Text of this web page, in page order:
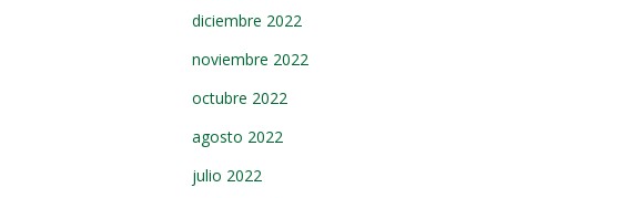
diciembre 2022
noviembre 2022
octubre 2022
agosto 2022
julio 2022